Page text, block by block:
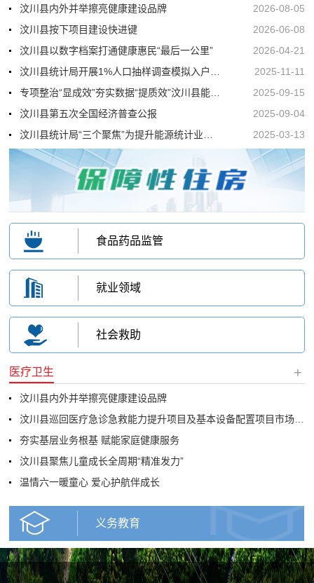
汶川县内外并举擦亮健康建设品牌
2026-08-05
汶川县按下项目建设快进键
2026-06-08
汶川县以数字档案打通健康惠民“最后一公里”
2026-04-21
2025-11-11
2025-09-15
汶川县第五次全国经济普查公报
2025-09-04
2025-03-13
食品药品监管
就业领域
社会救助
医疗卫生 +
汶川县内外并举擦亮健康建设品牌
夯实基层业务根基 赋能家庭健康服务
汶川县聚焦儿童成长全周期“精准发力”
温情六一暖童心 爱心护航伴成长
义务教育